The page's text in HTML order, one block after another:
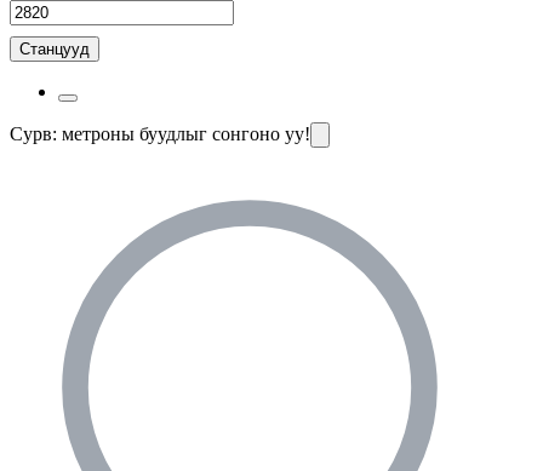
Станцууд
Сурв: метроны буудлыг сонгоно уу!